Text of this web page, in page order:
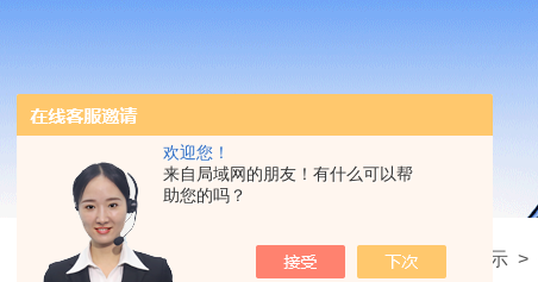
欢迎您！
来自局域网的朋友！有什么可以帮
助您的吗？
我的位置： 首页> 产品展示 >